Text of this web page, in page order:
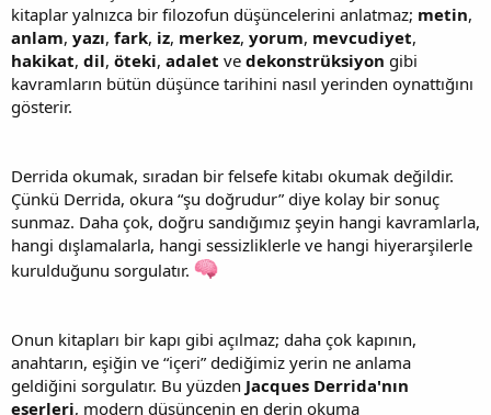
kitaplar yalnızca bir filozofun düşüncelerini anlatmaz; metin,
anlam, yazı, fark, iz, merkez, yorum, mevcudiyet,
hakikat, dil, öteki, adalet ve dekonstrüksiyon gibi
kavramların bütün düşünce tarihini nasıl yerinden oynattığını
gösterir.
Derrida okumak, sıradan bir felsefe kitabı okumak değildir.
Çünkü Derrida, okura “şu doğrudur” diye kolay bir sonuç
sunmaz. Daha çok, doğru sandığımız şeyin hangi kavramlarla,
hangi dışlamalarla, hangi sessizliklerle ve hangi hiyerarşilerle
kurulduğunu sorgulatır.
Onun kitapları bir kapı gibi açılmaz; daha çok kapının,
anahtarın, eşiğin ve “içeri” dediğimiz yerin ne anlama
geldiğini sorgulatır. Bu yüzden Jacques Derrida'nın
eserleri, modern düşüncenin en derin okuma